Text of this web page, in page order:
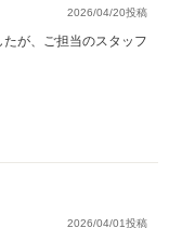
2026/04/20投稿
が、ご担当のスタッフ
2026/04/01投稿